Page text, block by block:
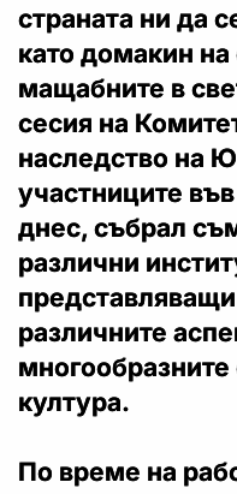
страната ни да
като домакин
мащабните в
сесия на
наследство на
участниците
днес, събрал
различни
различните
култура.
По време на